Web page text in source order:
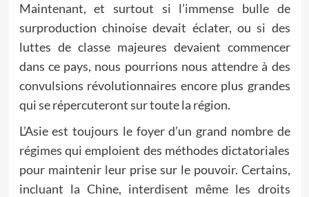
Maintenant, et surtout si l’immense bulle de
surproduction chinoise devait éclater, ou si des
luttes de classe majeures devaient commencer
dans ce pays, nous pourrions nous attendre à des
convulsions révolutionnaires encore plus grandes
qui se répercuteront sur toute la région.
L’Asie est toujours le foyer d’un grand nombre de
régimes qui emploient des méthodes dictatoriales
pour maintenir leur prise sur le pouvoir. Certains,
incluant la Chine, interdisent même les droits